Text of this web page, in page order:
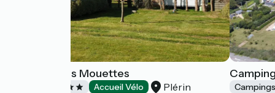
Camping Les Mouettes
Accueil Vélo Plérin